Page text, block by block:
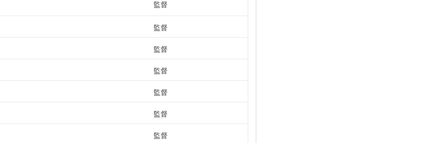
監督
監督
監督
監督
監督
監督
監督